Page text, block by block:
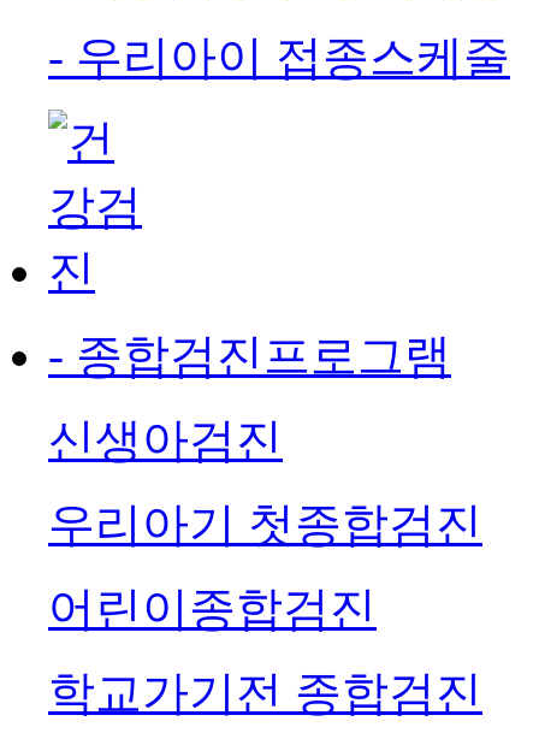
- 우리아이 접종스케줄
- 종합검진프로그램
신생아검진
우리아기 첫종합검진
어린이종합검진
학교가기전 종합검진